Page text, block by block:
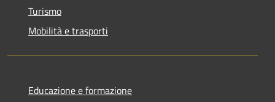
Turismo
Mobilità e trasporti
Educazione e formazione